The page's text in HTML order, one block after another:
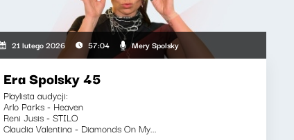
21 lutego 2026 57:04 Mery Spolsky
Era Spolsky 45
Playlista audycji:
Arlo Parks - Heaven
Reni Jusis - STILO
Claudia Valentina - Diamonds On My...